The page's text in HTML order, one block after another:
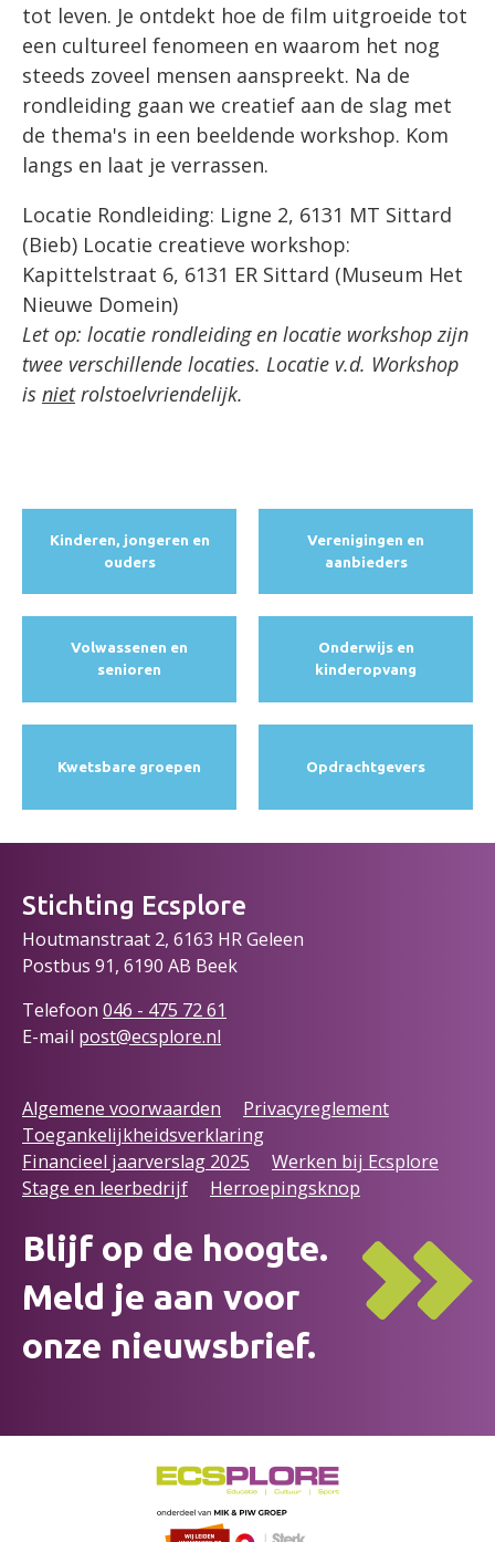
tot leven. Je ontdekt hoe de film uitgroeide tot
een cultureel fenomeen en waarom het nog
steeds zoveel mensen aanspreekt. Na de
rondleiding gaan we creatief aan de slag met
de thema's in een beeldende workshop. Kom
langs en laat je verrassen.
Locatie Rondleiding: Ligne 2, 6131 MT Sittard
(Bieb) Locatie creatieve workshop:
Kapittelstraat 6, 6131 ER Sittard (Museum Het
Nieuwe Domein)
Let op: locatie rondleiding en locatie workshop zijn
twee verschillende locaties. Locatie v.d. Workshop
is nietrolstoelvriendelijk.
Kinderen, jongeren en
ouders
Verenigingen en
aanbieders
Volwassenen en
senioren
Onderwijs en
kinderopvang
Kwetsbare groepen Opdracht­gevers
Stichting Ecsplore
Houtmanstraat 2, 6163 HR Geleen
Postbus 91, 6190 AB Beek
Telefoon 046 - 475 7261
E-mail post@ecsplore.nl
Algemene voorwaarden
Privacyreglement
Toegankelijkheidsverklaring
Financieel jaarverslag 2025
Werken bij Ecsplore
Stage en leerbedrijf
Herroepingsknop
Blijf op de hoogte.
Meld je aan voor
onze nieuwsbrief.